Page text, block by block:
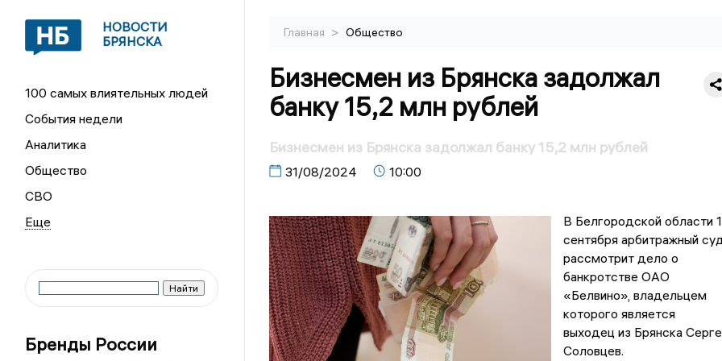
НОВОСТИ
БРЯНСКА
100 самых влиятельных людей
События недели
Аналитика
Общество
СВО
Бренды России
Главная > Общество
Бизнесмен из Брянска задолжал
банку 15,2 млн рублей
Бизнесмен из Брянска задолжал банку 15,2 млн рублей
31/08/2024 10:00
В Белгородской области
сентября арбитражный
рассмотрит дело о
банкротстве ОАО
«Белвино», владельцем
которого является
выходец из Брянска
Соловцев.